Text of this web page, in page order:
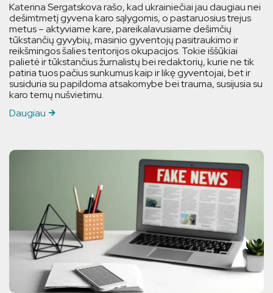
Katerina Sergatskova rašo, kad ukrainiečiai jau daugiau nei
dešimtmetį gyvena karo sąlygomis, o pastaruosius trejus
metus – aktyviame kare, pareikalavusiame dešimčių
tūkstančių gyvybių, masinio gyventojų pasitraukimo ir
reikšmingos šalies teritorijos okupacijos. Tokie iššūkiai
palietė ir tūkstančius žurnalistų bei redaktorių, kurie ne tik
patiria tuos pačius sunkumus kaip ir likę gyventojai, bet ir
susiduria su papildoma atsakomybe bei trauma, susijusia su
karo temų nušvietimu.
Daugiau